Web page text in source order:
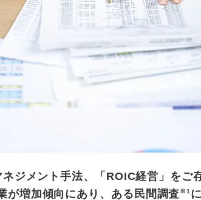
ジメント手法、「ROIC経営」をご
が増加傾向にあり、ある民間調査※1